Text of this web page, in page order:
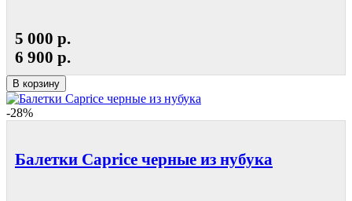
5 000 р.
6 900 р.
В корзину
-28%
Балетки Caprice черные из нубука